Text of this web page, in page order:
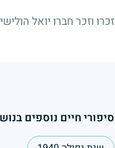
זכרו וזכר חברו יואל
סיפורי חיים נוספים